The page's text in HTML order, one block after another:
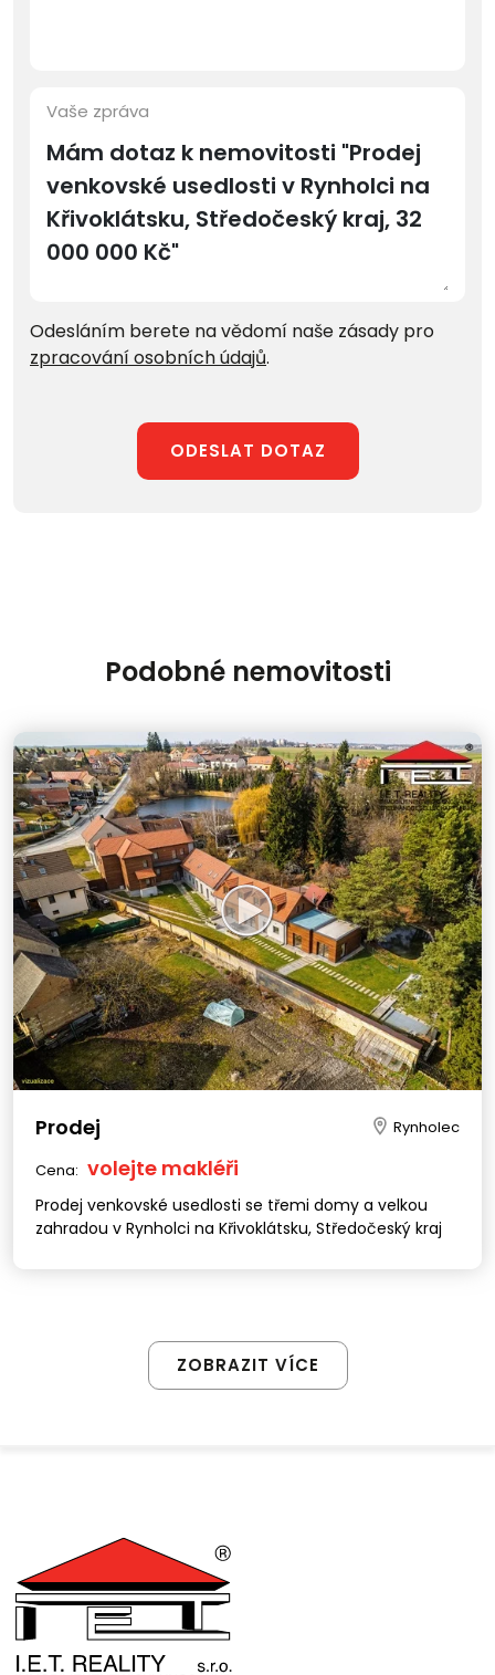
Vaše zpráva
Odesláním berete na vědomí naše zásady pro
zpracování osobních údajů.
ODESLAT DOTAZ
Podobné nemovitosti
Prodej Rynholec
Cena: volejte makléři
Prodej venkovské usedlosti se třemi domy a velkou
zahradou v Rynholci na Křivoklátsku, Středočeský kraj
ZOBRAZIT VÍCE